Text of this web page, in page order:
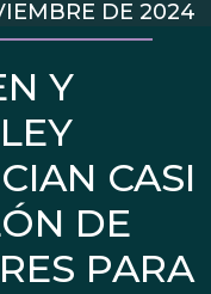
Y
CASI
DE
PARA
DE 2024